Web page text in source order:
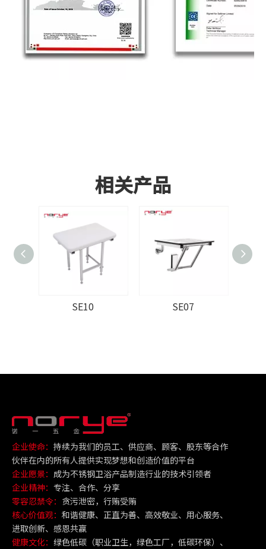
相关产品
SE10 SE07
企业使命： 持续为我们的员工、供应商、顾客、股东等合作
伙伴在内的所有人提供实现梦想和创造价值的平台
企业愿景： 成为不锈钢卫浴产品制造行业的技术引领者
企业精神： 专注、合作、分享
零容忍禁令： 贪污泄密，行贿受贿
核心价值观： 和谐健康、正直为善、高效敬业、用心服务、
进取创新、感恩共赢
健康文化： 绿色低碳（职业卫生，绿色工厂，低碳环保）、